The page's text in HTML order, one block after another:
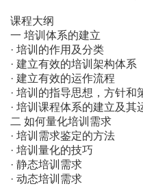
课程大纲
一 培训体系的建立
· 培训的作用及分类
· 建立有效的培训架构体系
· 建立有效的运作流程
· 培训的指导思想，方针和
· 培训课程体系的建立及其
二 如何量化培训需求
· 培训需求鉴定的方法
· 培训量化的技巧
· 静态培训需求
· 动态培训需求